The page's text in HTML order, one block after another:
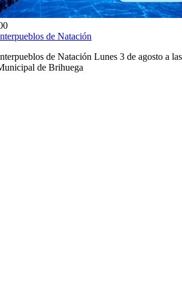
de Natación
de Natación Lunes 3 de agosto a las
de Brihuega